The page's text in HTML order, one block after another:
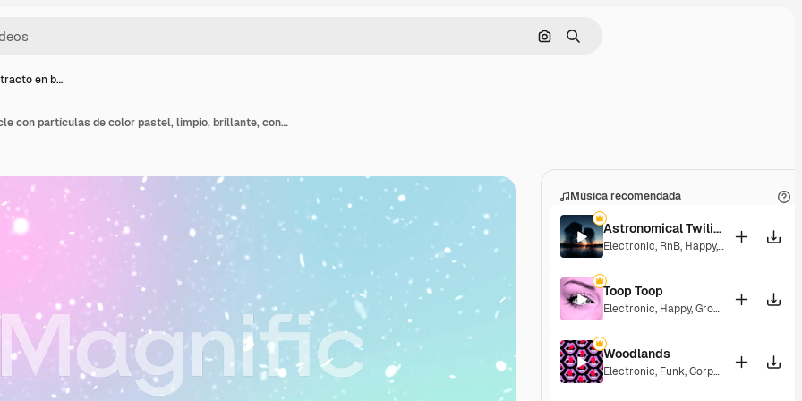
Buscar por imagen
Buscar
en b…
Música recomendada
Astronomical Twilight
Electronic, RnB, Happy,Groovy Laid
Toop Toop
Electronic, Happy,Groovy Energetic
Woodlands
Electronic, Funk,Corporate , Happy,
Fondo abstracto en bucle con partículas de color pastel, limpio, brillante, con brillo, bokeh y polvo, para negocios